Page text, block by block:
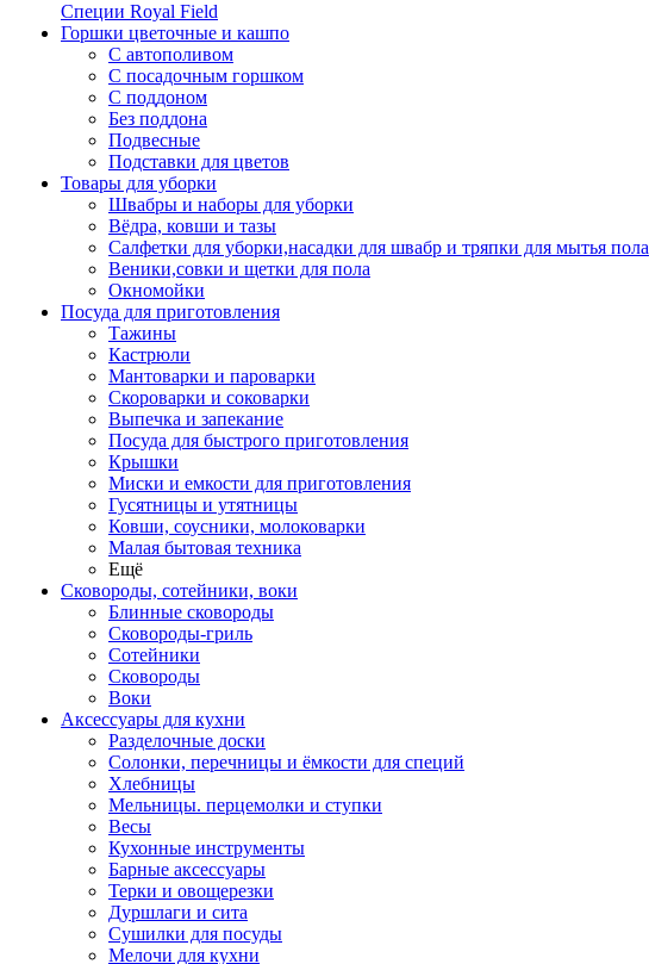
Специи Royal Field
Горшки цветочные и кашпо
С автополивом
С посадочным горшком
С поддоном
Без поддона
Подвесные
Подставки для цветов
Товары для уборки
Швабры и наборы для уборки
Вёдра, ковши и тазы
Салфетки для уборки,насадки для швабр и тряпки для мытья пола
Веники,совки и щетки для пола
Окномойки
Посуда для приготовления
Тажины
Кастрюли
Мантоварки и пароварки
Скороварки и соковарки
Выпечка и запекание
Посуда для быстрого приготовления
Крышки
Миски и емкости для приготовления
Гусятницы и утятницы
Ковши, соусники, молоковарки
Малая бытовая техника
Ещё
Сковороды, сотейники, воки
Блинные сковороды
Сковороды-гриль
Сотейники
Сковороды
Воки
Аксессуары для кухни
Разделочные доски
Солонки, перечницы и ёмкости для специй
Хлебницы
Мельницы. перцемолки и ступки
Весы
Кухонные инструменты
Барные аксессуары
Терки и овощерезки
Дуршлаги и сита
Сушилки для посуды
Мелочи для кухни